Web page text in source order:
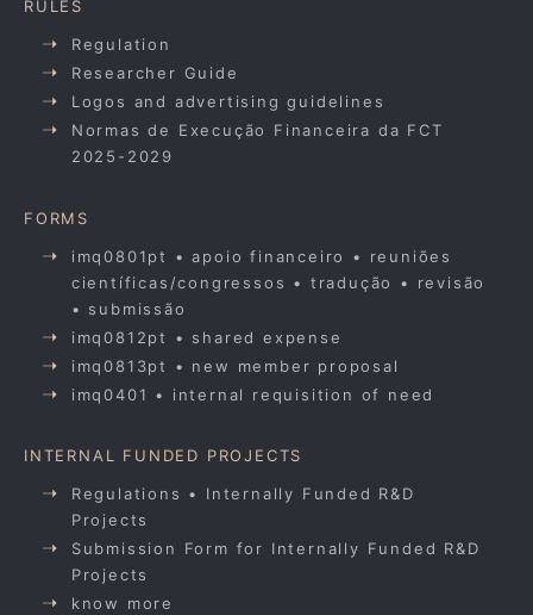
RULES
Regulation
Researcher Guide
Logos and advertising guidelines
Normas de Execução Financeira da FCT
2025-2029
FORMS
imq0801pt • apoio financeiro • reuniões
científicas/congressos • tradução • revisão
• submissão
imq0812pt • shared expense
imq0813pt • new member proposal
imq0401 • internal requisition of need
INTERNAL FUNDED PROJECTS
Regulations • Internally Funded R&D
Projects
Submission Form for Internally Funded R&D
Projects
know more